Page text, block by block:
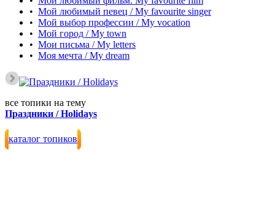
• Мой любимый певец / My favourite singer
• Мой выбор профессии / My vocation
• Мой город / My town
• Мои письма / My letters
• Моя мечта / My dream
все топики на тему
Праздники / Holidays
каталог топиков